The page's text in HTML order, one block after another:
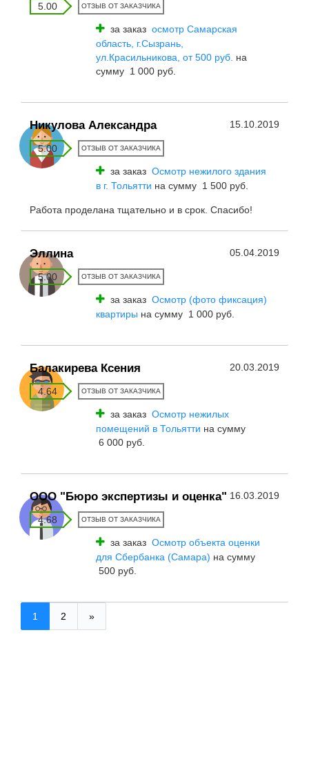
5.00 ОТЗЫВ ОТ ЗАКАЗЧИКА
за заказ осмотр Самарская
область, г.Сызрань,
ул.Красильникова, от 500 руб. на
сумму 1 000 руб.
Никулова Александра 15.10.2019
5.00 ОТЗЫВ ОТ ЗАКАЗЧИКА
за заказ Осмотр нежилого здания
в г. Тольятти на сумму 1 500 руб.
Работа проделана тщательно и в срок. Спасибо!
Эллина 05.04.2019
5.00 ОТЗЫВ ОТ ЗАКАЗЧИКА
за заказ Осмотр (фото фиксация)
квартиры на сумму 1 000 руб.
Балакирева Ксения 20.03.2019
4.64 ОТЗЫВ ОТ ЗАКАЗЧИКА
за заказ Осмотр нежилых
помещений в Тольятти на сумму
6 000 руб.
ООО "Бюро экспертизы и оценка" 16.03.2019
4.68 ОТЗЫВ ОТ ЗАКАЗЧИКА
за заказ Осмотр объекта оценки
для Сбербанка (Самара) на сумму
500 руб.
1 2 »